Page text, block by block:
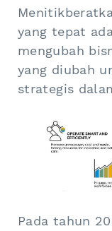
yang tepat
mengubah
yang diubah
strategis
Pada tahun